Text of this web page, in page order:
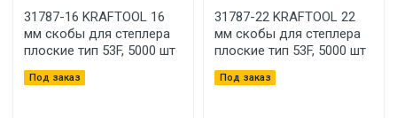
31787-16 KRAFTOOL 16
мм скобы для степлера
плоские тип 53F, 5000 шт
Под заказ
31787-22 KRAFTOOL 22
мм скобы для степлера
плоские тип 53F, 5000 шт
Под заказ